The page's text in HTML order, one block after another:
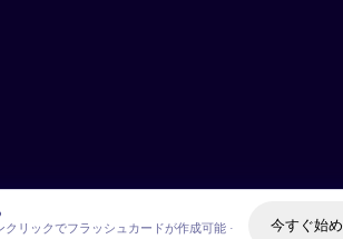
リックでフラッシュカードが作成可能 ·
今すぐ始